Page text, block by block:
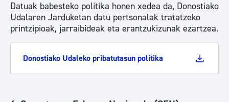
Datuak babesteko politika honen xedea da, Donostiako
Udalaren Jarduketan datu pertsonalak tratatzeko
printzipioak, jarraibideak eta erantzukizunak ezartzea.
Donostiako Udaleko pribatutasun politika